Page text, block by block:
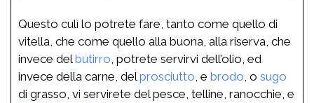
Questo culì lo potrete fare, tanto come quello di
vitella, che come quello alla buona, alla riserva, che
invece delbutirro , potrete servirvi dell’olio, ed
invece della carne, delprosciutto , e brodo , o sugo
di grasso, vi servirete del pesce, telline, ranocchie, e